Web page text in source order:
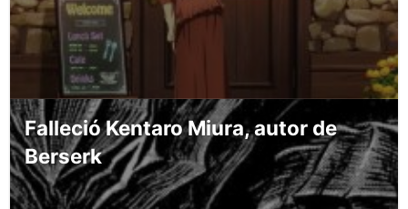
Falleció Kentaro Miura, autor de
Berserk